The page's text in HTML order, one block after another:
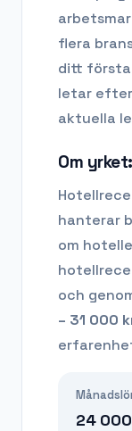
flera
ditt första
letar
aktuella
Om yrket:
hanterar
om
och
– 31 000
24